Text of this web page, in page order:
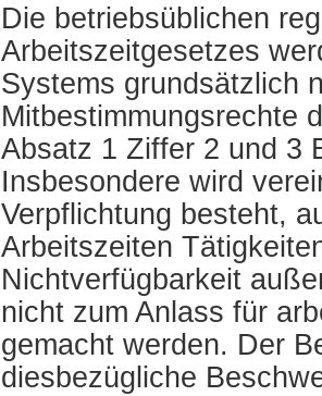
Die betriebsüblichen
Arbeitszeitgesetzes
Systems grundsätzlich
Mitbestimmungsrechte
Absatz 1 Ziffer 2 und 3
Insbesondere wird
Verpflichtung besteht,
Arbeitszeiten
Nichtverfügbarkeit
nicht zum Anlass für
gemacht werden. Der
diesbezügliche